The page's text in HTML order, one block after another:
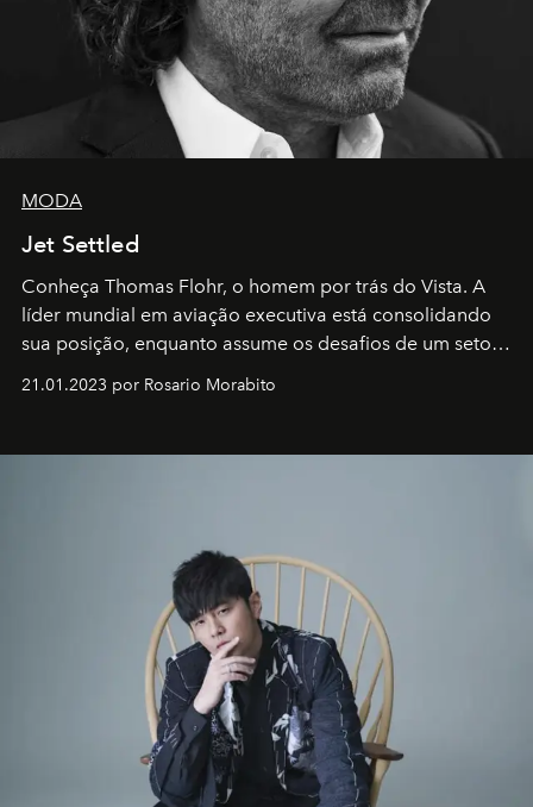
MODA
Jet Settled
Conheça Thomas Flohr, o homem por trás do Vista. A
líder mundial em aviação executiva está consolidando
sua posição, enquanto assume os desafios de um setor
21.01.2023 por Rosario Morabito